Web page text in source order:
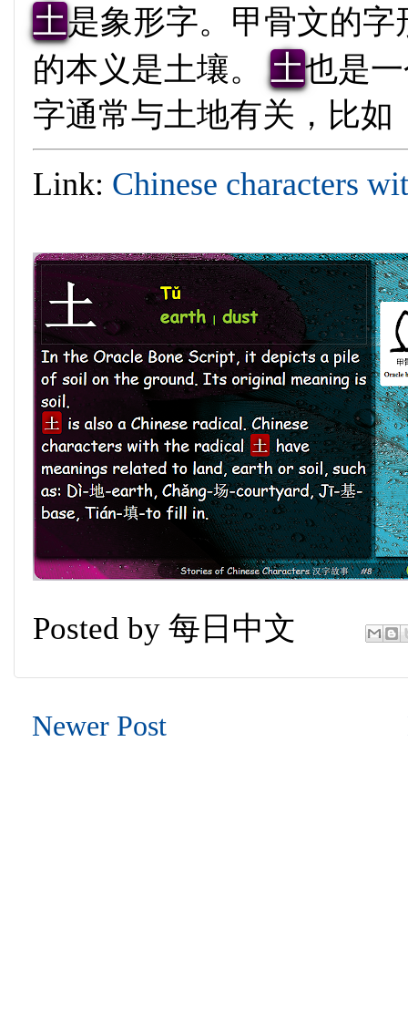
土是象形字。甲骨文的
的本义是土壤。土也是
字通常与土地有关，比如
Link: Chinese characters
Posted by 每日中文
Newer Post